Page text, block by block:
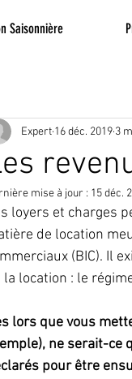
Saisonnière
Expert 16 déc. 2019 3
mise à jour : 15 déc.
loyers et charges
de location
(BIC). Il
la location : le
lors que vous
ne serait-ce
pour être